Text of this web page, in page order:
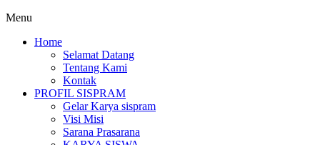
Menu
Home
Selamat Datang
Tentang Kami
Kontak
PROFIL SISPRAM
Gelar Karya sispram
Visi Misi
Sarana Prasarana